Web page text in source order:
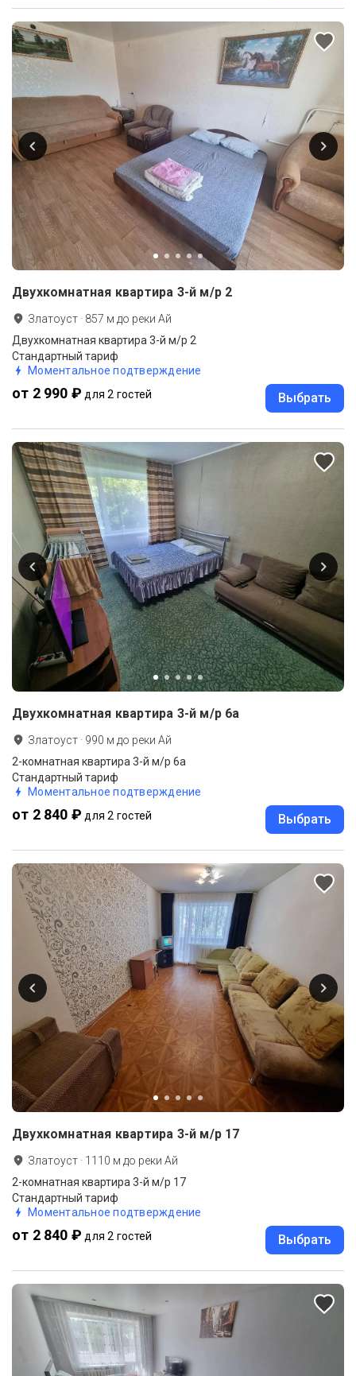
Двухкомнатная квартира 3-й м/р 2
Златоуст · 857 м до реки Ай
Двухкомнатная квартира 3-й м/р 2
Стандартный тариф
Моментальное подтверждение
от 2 990 ₽ для 2 гостей Выбрать
Двухкомнатная квартира 3-й м/р 6а
Златоуст · 990 м до реки Ай
2-комнатная квартира 3-й м/р 6а
Стандартный тариф
Моментальное подтверждение
от 2 840 ₽ для 2 гостей Выбрать
Двухкомнатная квартира 3-й м/р 17
Златоуст · 1110 м до реки Ай
2-комнатная квартира 3-й м/р 17
Стандартный тариф
Моментальное подтверждение
от 2 840 ₽ для 2 гостей Выбрать